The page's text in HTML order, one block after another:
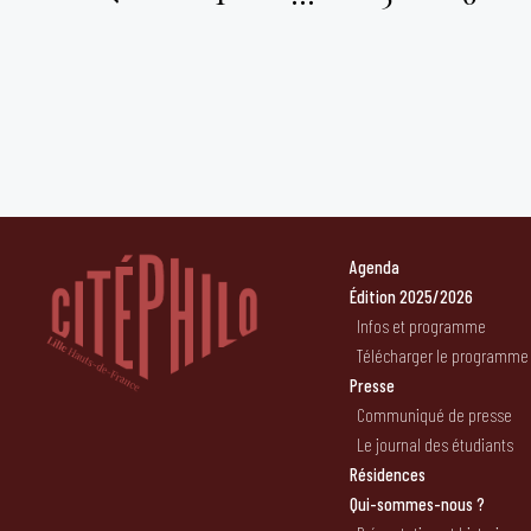
Agenda
Édition 2025/2026
Infos et programme
Télécharger le programme
Presse
Communiqué de presse
Le journal des étudiants
Résidences
Qui-sommes-nous ?